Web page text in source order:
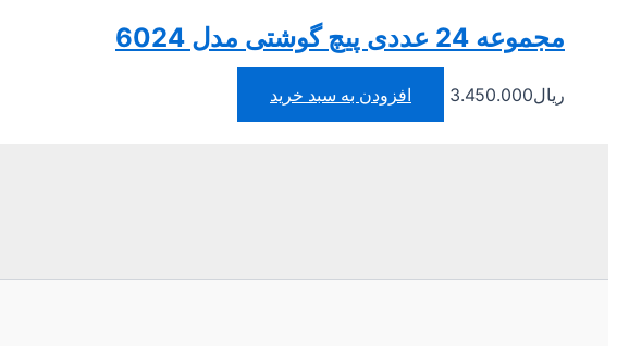
مجموعه 24 عددی پیچ گوشتی مدل 6024
ریال3.450.000 افزودن به سبد خرید